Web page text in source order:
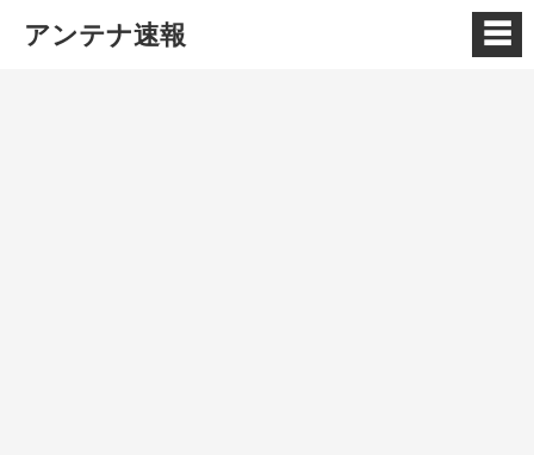
アンテナ速報 ☰